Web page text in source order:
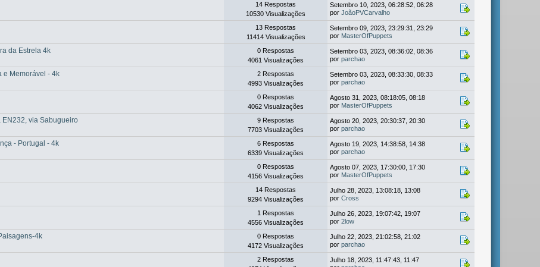
14 Respostas
10530 Visualizações
Setembro 10, 2023, 06:28:52, 06:28
porJoãoPVCarvalho
13 Respostas
11414 Visualizações
Setembro 09, 2023, 23:29:31, 23:29
por MasterOfPuppets
da Estrela 4k
0 Respostas
4061 Visualizações
Setembro 03, 2023, 08:36:02, 08:36
porparchao
e Memorável - 4k
2 Respostas
4993 Visualizações
Setembro 03, 2023, 08:33:30, 08:33
porparchao
0 Respostas
4062 Visualizações
Agosto 31, 2023, 08:18:05, 08:18
por MasterOfPuppets
EN232, via Sabugueiro
9 Respostas
7703 Visualizações
Agosto 20, 2023, 20:30:37, 20:30
porparchao
- Portugal - 4k
6 Respostas
6339 Visualizações
Agosto 19, 2023, 14:38:58, 14:38
porparchao
0 Respostas
4156 Visualizações
Agosto 07, 2023, 17:30:00, 17:30
por MasterOfPuppets
14 Respostas
9294 Visualizações
Julho 28, 2023, 13:08:18, 13:08
porCross
1 Respostas
4556 Visualizações
Julho 26, 2023, 19:07:42, 19:07
por2low
4k
0 Respostas
4172 Visualizações
Julho 22, 2023, 21:02:58, 21:02
porparchao
2 Respostas
Julho 18, 2023, 11:47:43, 11:47